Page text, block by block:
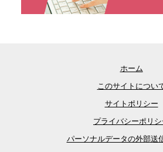
ホーム
このサイトについ
サイトポリシー
プライバシーポリシ
パーソナルデータの外部送